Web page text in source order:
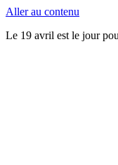
Aller au contenu
Le 19 avril est le jour